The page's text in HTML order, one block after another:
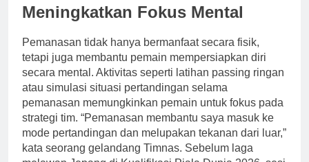
Meningkatkan Fokus Mental
Pemanasan tidak hanya bermanfaat secara fisik,
tetapi juga membantu pemain mempersiapkan diri
secara mental. Aktivitas seperti latihan passing ringan
atau simulasi situasi pertandingan selama
pemanasan memungkinkan pemain untuk fokus pada
strategi tim. “Pemanasan membantu saya masuk ke
mode pertandingan dan melupakan tekanan dari luar,”
kata seorang gelandang Timnas. Sebelum laga